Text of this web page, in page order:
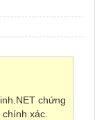
chứng
xác.